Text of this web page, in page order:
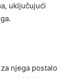
uključujući
njega postalo